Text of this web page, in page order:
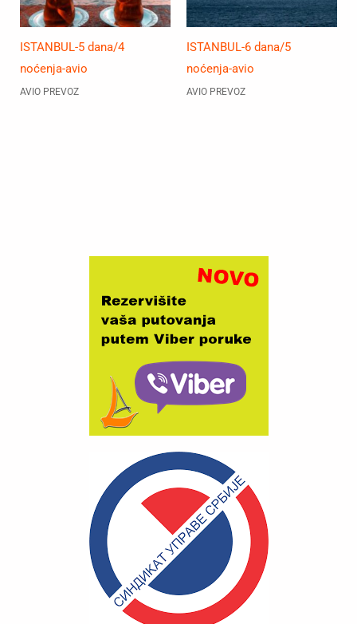
ISTANBUL-5 dana/4
noćenja-avio
AVIO PREVOZ
ISTANBUL-6 dana/5
noćenja-avio
AVIO PREVOZ